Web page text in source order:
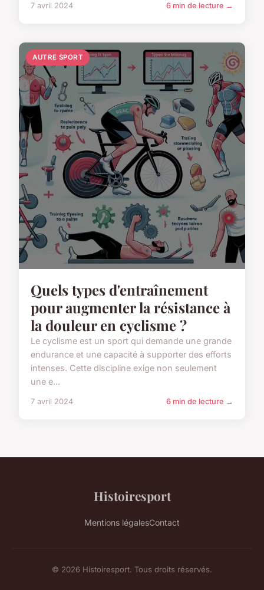
7 avril 2024 6 min de lecture →
AUTRE SPORT
Quels types d'entraînement
pour augmenter la résistance à
la douleur en cyclisme ?
Le cyclisme est un sport qui demande une grande
endurance et une capacité à supporter des efforts
intenses. Cette discipline exige non seulement
une e...
7 avril 2024 6 min de lecture →
Histoiresport
Mentions légalesContact
© 2026 Histoiresport. Tous droits réservés.